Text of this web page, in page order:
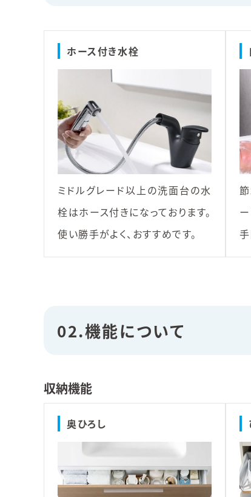
ホース付き水栓
ミドルグレード以上の洗面台の水
栓はホース付きになっております。
使い勝手がよく、おすすめです。
02.機能について
収納機能
奥ひろし